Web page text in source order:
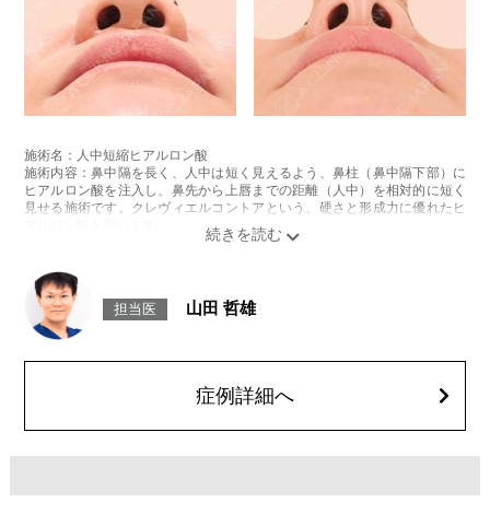
施術名：人中短縮ヒアルロン酸
施術内容：鼻中隔を長く、人中は短く見えるよう、鼻柱（鼻中隔下部）に
ヒアルロン酸を注入し、鼻先から上唇までの距離（人中）を相対的に短く
見せる施術です。クレヴィエルコントアという、硬さと形成力に優れたヒ
痛、突っ張るような違和感などが一時的に生じることがあります。また、
ごく稀にアレルギー反応、細菌感染、血管内誤注入による血流障害（血管
閉塞）などの重篤な副作用が報告されています。施術後1〜2週間は、注入
部位を強くこする・圧迫するなどのマッサージや刺激は避けてください。
オプション：表面麻酔 3,300円(税込) 笑気麻酔 3,300円(税込)
鼻形成施術です。鼻根・鼻筋・鼻先・鼻柱など、顔立ちやご希望に応じて
適切な箇所にヒアルロン酸を注入し、自然な高さと立体感のある横顔をデ
担当医 山田 哲雄
症例詳細へ